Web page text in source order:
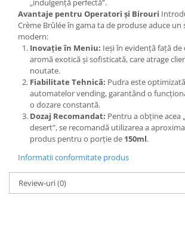
„indulgență perfectă”.
Avantaje pentru Operatori și Birouri
Crème Brûlée în gama ta de produse aduce un
modern:
Inovație în Meniu: Ieși în evidență față
aromă exotică și sofisticată, care atrage
noutate.
Fiabilitate Tehnică: Pudra este
automatelor vending, garantând o
o dozare constantă.
Dozaj Recomandat: Pentru a obține acea
desert”, se recomandă utilizarea a
produs pentru o porție de 150ml.
Informatii conformitate produs
Review-uri(0)